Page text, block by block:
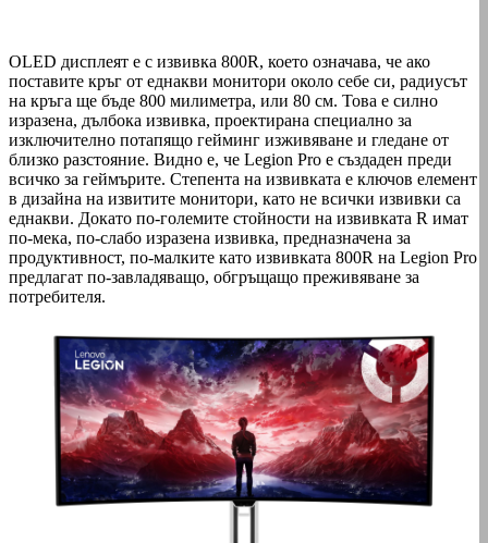
OLED дисплеят е с извивка 800R, което означава, че ако
поставите кръг от еднакви монитори около себе си, радиусът
на кръга ще бъде 800 милиметра, или 80 см. Това е силно
изразена, дълбока извивка, проектирана специално за
изключително потапящо гейминг изживяване и гледане от
близко разстояние. Видно е, че Legion Pro е създаден преди
всичко за геймърите. Степента на извивката е ключов елемент
в дизайна на извитите монитори, като не всички извивки са
еднакви. Докато по-големите стойности на извивката R имат
по-мека, по-слабо изразена извивка, предназначена за
продуктивност, по-малките като извивката 800R на Legion Pro
предлагат по-завладяващо, обгръщащо преживяване за
потребителя.